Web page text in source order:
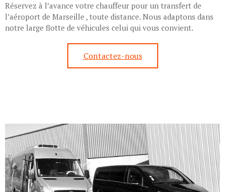
Réservez à l’avance votre chauffeur pour un transfert de
l’aéroport de Marseille , toute distance. Nous adaptons dans
notre large flotte de véhicules celui qui vous convient.
Contactez-nous